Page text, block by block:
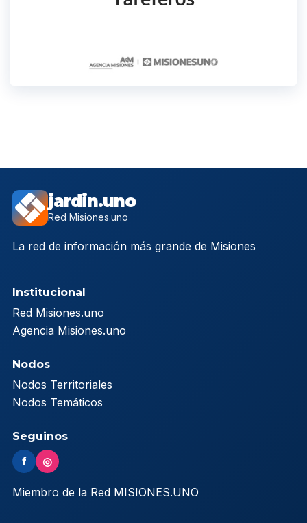
jardin.uno
Red Misiones.uno
La red de información más grande de Misiones
Institucional
Red Misiones.uno
Agencia Misiones.uno
Nodos
Nodos Territoriales
Nodos Temáticos
Seguinos
f ◎
Miembro de la Red MISIONES.UNO